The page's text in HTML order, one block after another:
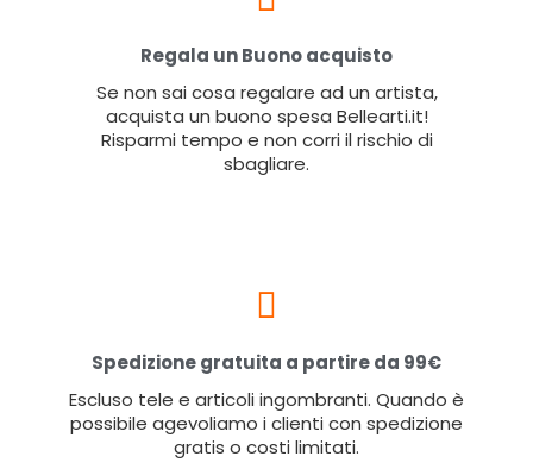
Regala un Buono acquisto
Se non sai cosa regalare ad un artista,
acquista un buono spesa Bellearti.it!
Risparmi tempo e non corri il rischio di
sbagliare.
Spedizione gratuita a partire da 99€
Escluso tele e articoli ingombranti. Quando è
possibile agevoliamo i clienti con spedizione
gratis o costi limitati.